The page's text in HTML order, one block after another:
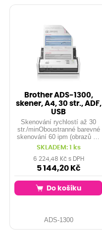
Brother ADS-1300,
skener, A4, 30 str., ADF,
USB
Skenování rychlostí až 30
str./minOboustranné barevné
skenování 60 ipm (obrazů za
minutu)Automatický podavač
dokumentů na 20 listů (ADF)
SKLADEM: 1 ks
6 224,48 Kč s DPH
5 144,20 Kč
Do košíku
ADS-1300